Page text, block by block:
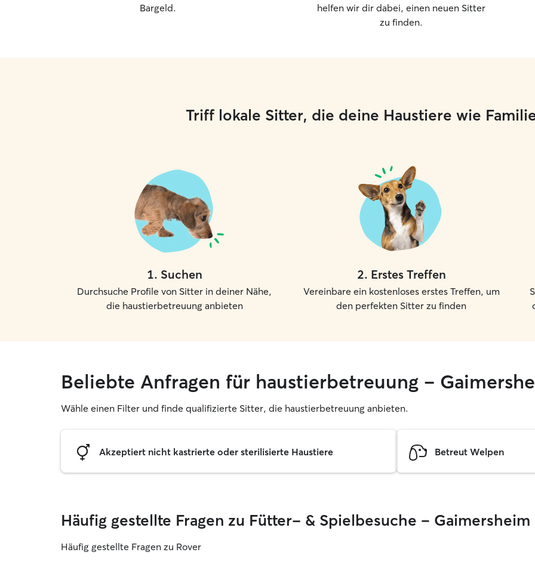
Bargeld.
helfen wir dir dabei, einen neuen Sitter
zu finden.
Triff lokale Sitter, die deine Haustiere wie
1. Suchen
Durchsuche Profile von Sitter in deiner Nähe,
die haustierbetreuung anbieten
2. Erstes Treffen
Vereinbare ein kostenloses erstes Treffen, um
den perfekten Sitter zu finden
Beliebte Anfragen für haustierbetreuung –
Wähle einen Filter und finde qualifizierte Sitter, die haustierbetreuung anbieten.
Akzeptiert nicht kastrierte oder sterilisierte Haustiere Betreut Welpen
Häufig gestellte Fragen zu Fütter- & Spielbesuche – Gaimersheim
Häufig gestellte Fragen zu Rover